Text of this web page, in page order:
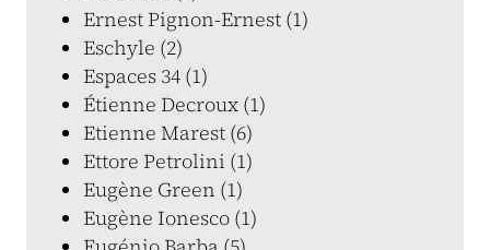
Ernest Pignon-Ernest (1)
Eschyle (2)
Espaces 34 (1)
Étienne Decroux (1)
Etienne Marest (6)
Ettore Petrolini (1)
Eugène Green (1)
Eugène Ionesco (1)